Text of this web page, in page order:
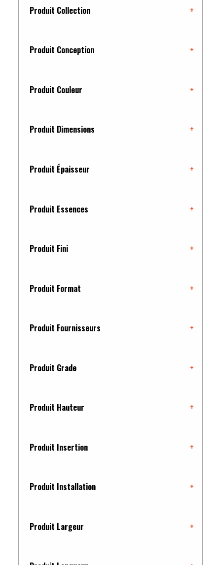
Produit Collection +
Produit Conception +
Produit Couleur +
Produit Dimensions +
Produit Épaisseur +
Produit Essences +
Produit Fini +
Produit Format +
Produit Fournisseurs +
Produit Grade +
Produit Hauteur +
Produit Insertion +
Produit Installation +
Produit Largeur +